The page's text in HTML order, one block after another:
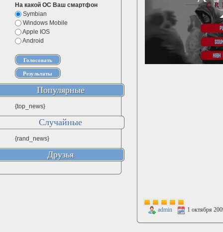
admin 1 октября
На какой ОС Ваш смартфон
Symbian
Windows Mobile
Apple IOS
Android
Популярные
{top_news}
Случайные
{rand_news}
Друзья